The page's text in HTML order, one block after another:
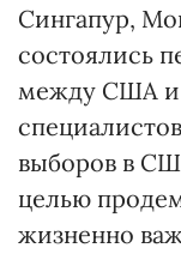
Сингапур,
состоялись
между США
выборов в
целью
жизненно